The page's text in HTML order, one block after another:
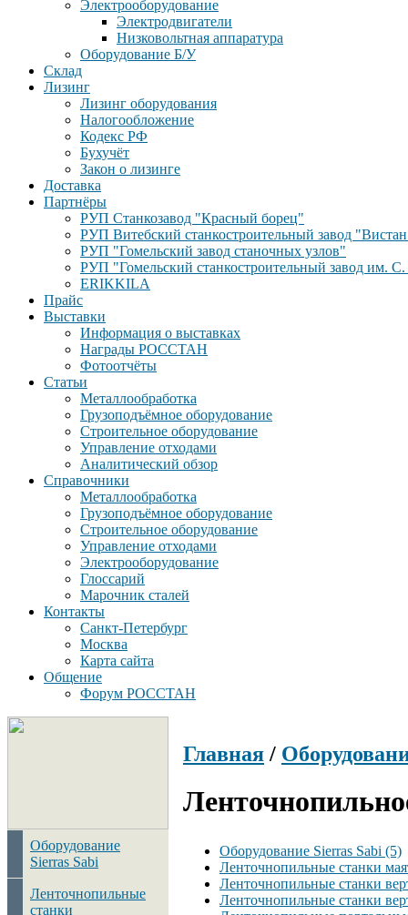
Электрооборудование
Электродвигатели
Низковольтная аппаратура
Оборудование Б/У
Склад
Лизинг
Лизинг оборудования
Налогообложение
Кодекс РФ
Бухучёт
Закон о лизинге
Доставка
Партнёры
РУП Станкозавод "Красный борец"
РУП Витебский станкостроительный завод
РУП "Гомельский завод станочных узлов"
РУП "Гомельский станкостроительный завод им.
ERIKKILA
Прайс
Выставки
Информация о выставках
Награды РОССТАН
Фотоотчёты
Статьи
Металлообработка
Грузоподъёмное оборудование
Строительное оборудование
Управление отходами
Аналитический обзор
Справочники
Металлообработка
Грузоподъёмное оборудование
Строительное оборудование
Управление отходами
Электрооборудование
Глоссарий
Марочник сталей
Контакты
Санкт-Петербург
Москва
Карта сайта
Общение
Форум РОССТАН
Оборудование
Sierras Sabi
Ленточнопильные
станки
Главная /
Оборудование Sierras Sabi (5)
Ленточнопильные станки
Ленточнопильные станки
Ленточнопильные станки